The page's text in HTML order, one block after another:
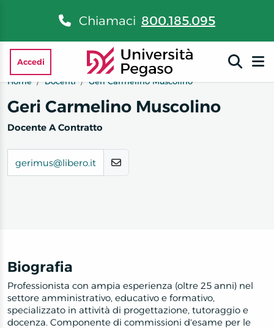
Chiamaci 800.185.095
Accedi
Home
Docenti Geri Carmelino Muscolino
Geri Carmelino Muscolino
Docente A Contratto
gerimus@libero.it
Biografia
Professionista con ampia esperienza (oltre 25 anni) nel
settore amministrativo, educativo e formativo,
specializzato in attività di progettazione, tutoraggio e
docenza. Componente di commissioni d'esame per le